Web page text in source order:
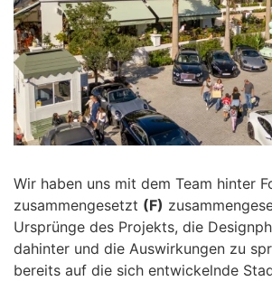
Wir haben uns mit dem Team hinter
zusammengesetzt (F)
Ursprünge des Projekts, die
dahinter und die Auswirkungen zu
bereits auf die sich entwickelnde